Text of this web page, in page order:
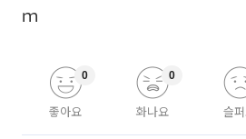
ｍ
좋아요
0
화나요
0
슬